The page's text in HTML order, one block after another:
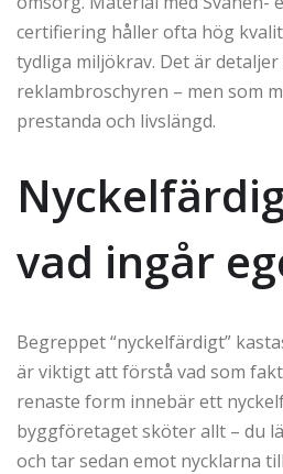
certifiering håller ofta hög
tydliga miljökrav. Det är detaljer
reklambroschyren – men som
prestanda och livslängd.
vad ingår
Begreppet “nyckelfärdigt”
är viktigt att förstå vad som
renaste form innebär ett
byggföretaget sköter allt – du
och tar sedan emot nycklarna